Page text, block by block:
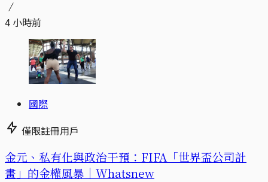
4 小時前
國際
僅限註冊用戶
金元、私有化與政治干預：FIFA「世界盃公司計
畫」的金權風暴｜Whatsnew